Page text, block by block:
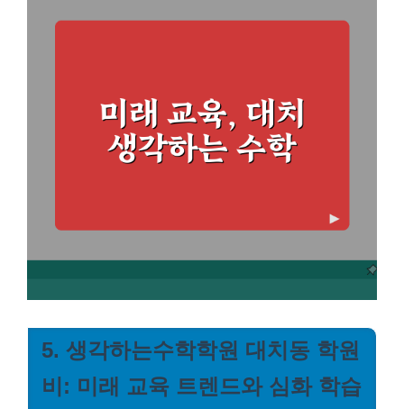
5. 생각하는수학학원 대치동 학원
비: 미래 교육 트렌드와 심화 학습